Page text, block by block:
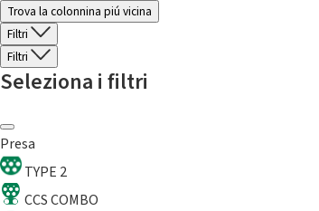
Trova la colonnina piú vicina
Filtri
Filtri
Seleziona i filtri
Presa
TYPE 2
CCS COMBO